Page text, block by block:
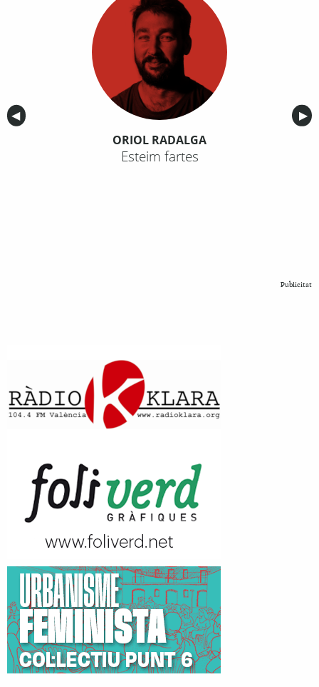
Anterior
◀︎ ▶︎
ORIOL RADALGA
Esteim fartes
Publicitat